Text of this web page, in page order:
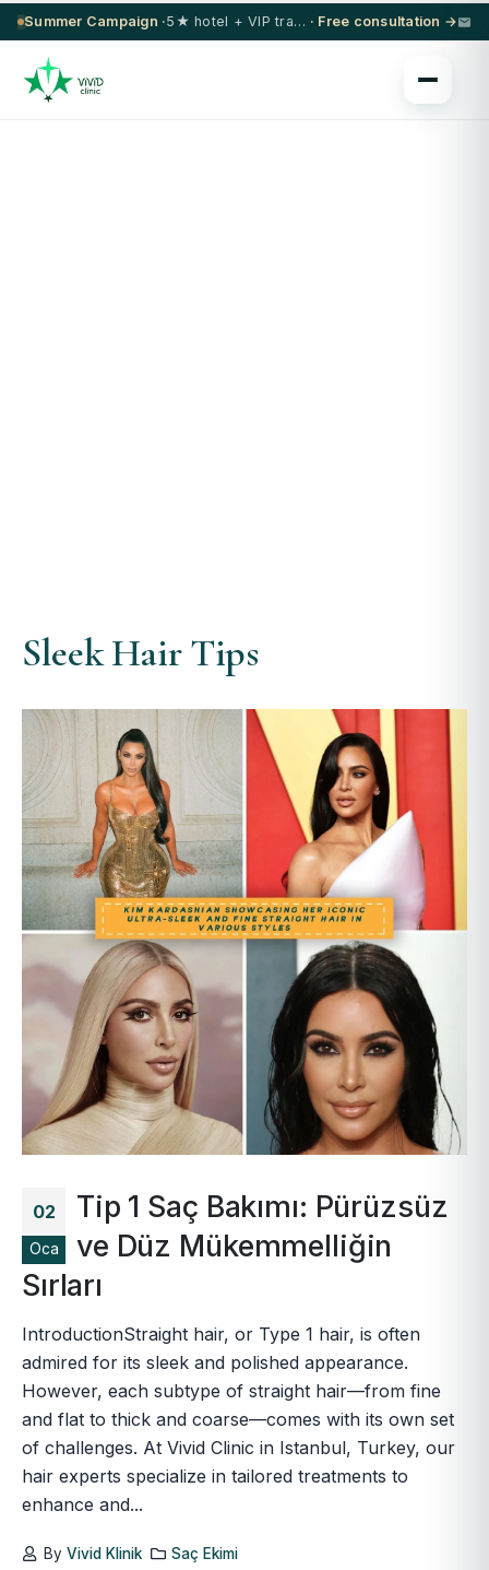
Summer Campaign · 5★ hotel + VIP transfer on select procedures · Free consultation →
Sleek Hair Tips
02
Oca
Tip 1 Saç Bakımı: Pürüzsüz
ve Düz Mükemmelliğin
Sırları
IntroductionStraight hair, or Type 1 hair, is often
admired for its sleek and polished appearance.
However, each subtype of straight hair—from fine
and flat to thick and coarse—comes with its own set
of challenges. At Vivid Clinic in Istanbul, Turkey, our
hair experts specialize in tailored treatments to
enhance and...
By Vivid Klinik
Saç Ekimi